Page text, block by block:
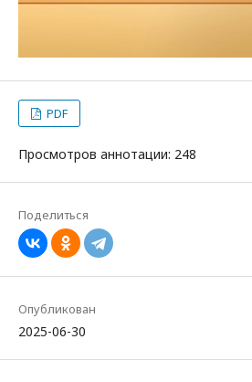
PDF
Просмотров аннотации: 248
Поделиться
Опубликован
2025-06-30